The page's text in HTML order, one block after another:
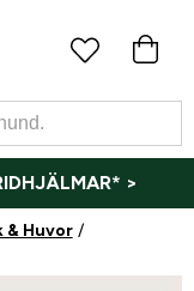
>
& Huvor